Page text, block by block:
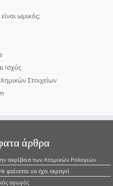
ωμικός;
Ισχύς
Στοιχείων
άρθρα
ακρίβεια των Ατομικών Ρολογιών
να έχει εκραγεί
αγωγός